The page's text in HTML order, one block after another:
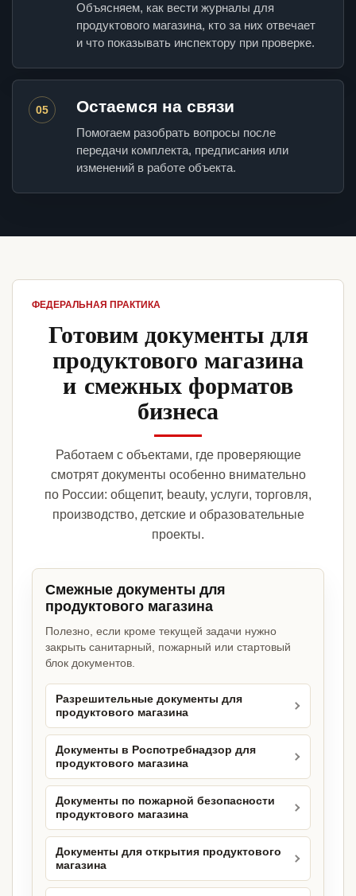
Объясняем, как вести журналы для
продуктового магазина, кто за них отвечает
и что показывать инспектору при проверке.
05 Остаемся на связи
Помогаем разобрать вопросы после
передачи комплекта, предписания или
изменений в работе объекта.
ФЕДЕРАЛЬНАЯ ПРАКТИКА
Готовим документы для
продуктового магазина
и смежных форматов
бизнеса
Работаем с объектами, где проверяющие
смотрят документы особенно внимательно
по России: общепит, beauty, услуги, торговля,
производство, детские и образовательные
проекты.
Смежные документы для
продуктового магазина
Полезно, если кроме текущей задачи нужно
закрыть санитарный, пожарный или стартовый
блок документов.
Разрешительные документы для
продуктового магазина
Документы в Роспотребнадзор для
продуктового магазина
Документы по пожарной безопасности
продуктового магазина
Документы для открытия продуктового
магазина